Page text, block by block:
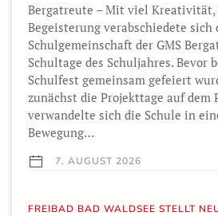
Bergatreute – Mit viel Kreativität,
Begeisterung verabschiedete sich
Schulgemeinschaft der GMS
Schultage des Schuljahres.
Schulfest gemeinsam gefeiert
zunächst die Projekttage auf dem
verwandelte sich die Schule in
Bewegung…
7. AUGUST 2026
FREIBAD BAD WALDSEE STELLT